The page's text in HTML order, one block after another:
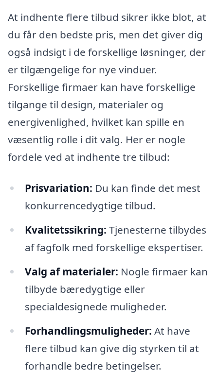
At indhente flere tilbud sikrer ikke blot, at
du får den bedste pris, men det giver dig
også indsigt i de forskellige løsninger, der
er tilgængelige for nye vinduer.
Forskellige firmaer kan have forskellige
tilgange til design, materialer og
energivenlighed, hvilket kan spille en
væsentlig rolle i dit valg. Her er nogle
fordele ved at indhente tre tilbud:
Prisvariation: Du kan finde det mest
konkurrencedygtige tilbud.
Kvalitetssikring: Tjenesterne tilbydes
af fagfolk med forskellige ekspertiser.
Valg af materialer: Nogle firmaer kan
tilbyde bæredygtige eller
specialdesignede muligheder.
Forhandlingsmuligheder: At have
flere tilbud kan give dig styrken til at
forhandle bedre betingelser.